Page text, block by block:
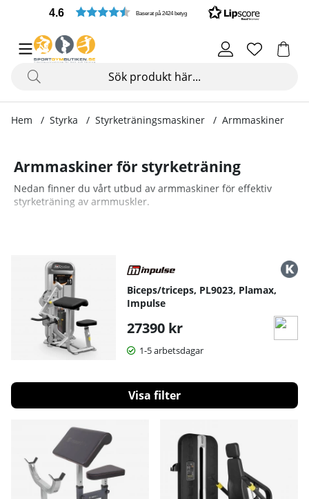
4.6 Baserat på 2424 betyg
Hem Styrka Styrketräningsmaskiner Armmaskiner
Armmaskiner för styrketräning
Nedan finner du vårt utbud av armmaskiner för effektiv
styrketräning av armmuskler.
Biceps/triceps, PL9023, Plamax,
Impulse
27390 kr
1-5 arbetsdagar
Filtrera